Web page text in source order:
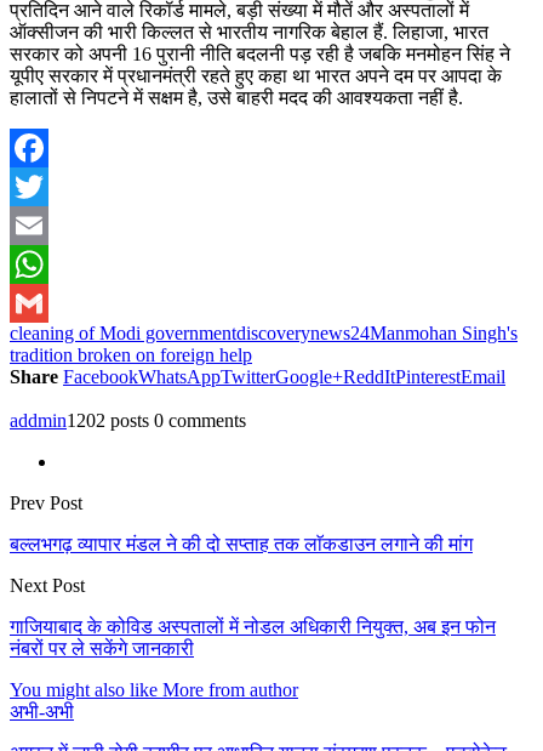
प्रतिदिन आने वाले रिकॉर्ड मामले, बड़ी संख्या में मौतें और अस्पतालों में
ऑक्सीजन की भारी किल्लत से भारतीय नागरिक बेहाल हैं. लिहाजा, भारत
सरकार को अपनी 16 पुरानी नीति बदलनी पड़ रही है जबकि मनमोहन सिंह ने
यूपीए सरकार में प्रधानमंत्री रहते हुए कहा था भारत अपने दम पर आपदा के
हालातों से निपटने में सक्षम है, उसे बाहरी मदद की आवश्यकता नहीं है.
Facebook
Twitter
Email
WhatsApp
Gmail
cleaning of Modi governmentdiscoverynews24Manmohan Singh's
tradition broken on foreign help
Share FacebookWhatsAppTwitterGoogle+ReddItPinterestEmail
addmin1202 posts 0 comments
Prev Post
बल्लभगढ़ व्यापार मंडल ने की दो सप्ताह तक लाॅकडाउन लगाने की मांग
Next Post
गाजियाबाद के कोविड अस्पतालों में नोडल अधिकारी नियुक्त, अब इन फोन
नंबरों पर ले सकेंगे जानकारी
You might also like More from author
अभी-अभी